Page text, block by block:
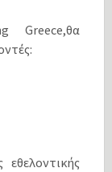
Greece,θα